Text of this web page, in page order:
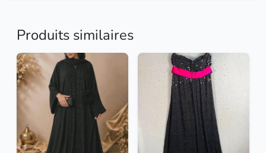
Produits similaires